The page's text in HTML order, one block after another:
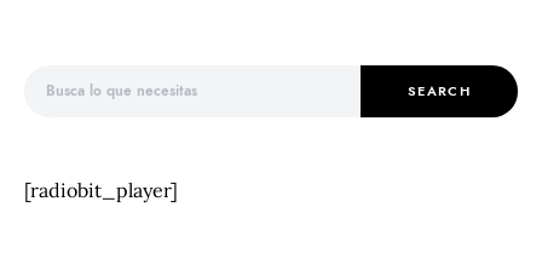
SEARCH
[radiobit_player]